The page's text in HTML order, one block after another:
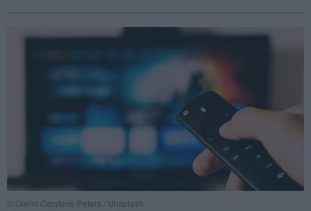
© Glenn Carstens-Peters / Unsplash